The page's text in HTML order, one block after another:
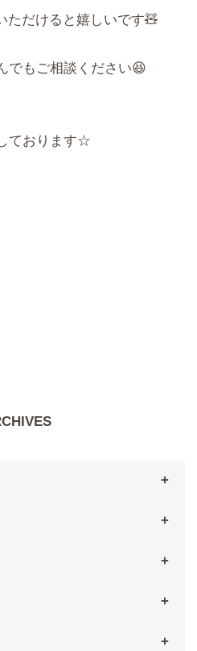
ただけると嬉しいです🧸
でもご相談ください😆
ております☆